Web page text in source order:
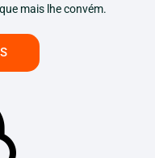
mais lhe convém.